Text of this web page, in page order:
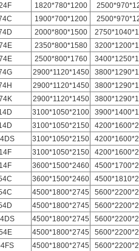
1820*780*1200
1900*700*1200
2000*800*1500
2350*800*1580
2500*800*1760
2900*1120*1450
2900*1120*1450
2900*1120*1450
3100*1050*2100
3100*1050*2150
3100*1050*2150
3100*1050*2150
3600*1500*2460
3600*1500*2460
4500*1800*2745
4500*1800*2745
4500*1800*2745
4500*1800*2745
4500*1800*2745